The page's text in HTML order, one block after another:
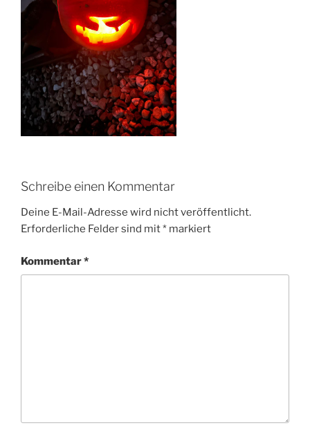
Schreibe einen Kommentar
Deine E-Mail-Adresse wird nicht veröffentlicht.
Erforderliche Felder sind mit* markiert
Kommentar*